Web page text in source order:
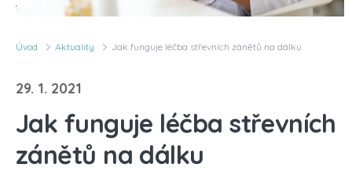
Úvod Aktuality Jak funguje léčba střevních zánětů na dálku
29. 1. 2021
Jak funguje léčba střevních
zánětů na dálku